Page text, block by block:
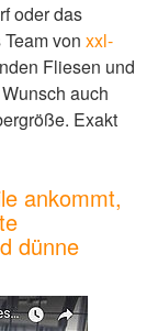
oder das
von xxl-
Fliesen und
auch
Exakt
ankommt,
dünne